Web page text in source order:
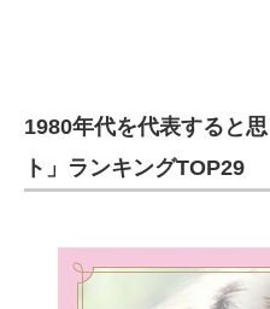
1980年代を代表すると
ト」ランキングTOP29